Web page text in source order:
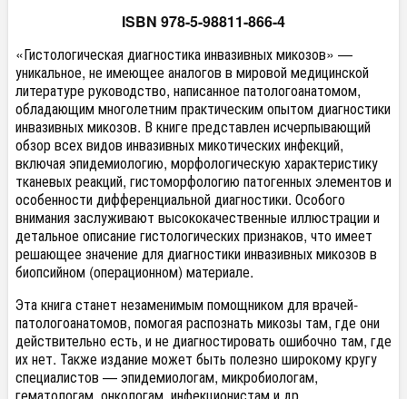
ISBN 978-5-98811-866-4
«Гистологическая диагностика инвазивных микозов» —
уникальное, не имеющее аналогов в мировой медицинской
литературе руководство, написанное патологоанатомом,
обладающим многолетним практическим опытом диагностики
инвазивных микозов. В книге представлен исчерпывающий
обзор всех видов инвазивных микотических инфекций,
включая эпидемиологию, морфологическую характеристику
тканевых реакций, гистоморфологию патогенных элементов и
особенности дифференциальной диагностики. Особого
внимания заслуживают высококачественные иллюстрации и
детальное описание гистологических признаков, что имеет
решающее значение для диагностики инвазивных микозов в
биопсийном (операционном) материале.
Эта книга станет незаменимым помощником для врачей-
патологоанатомов, помогая распознать микозы там, где они
действительно есть, и не диагностировать ошибочно там, где
их нет. Также издание может быть полезно широкому кругу
специалистов — эпидемиологам, микробиологам,
гематологам, онкологам, инфекционистам и др.